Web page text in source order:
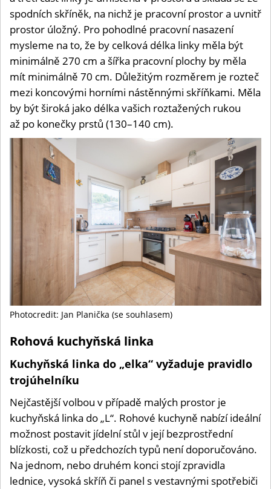
spodních skříněk, na nichž je pracovní prostor a uvnitř
prostor úložný. Pro pohodlné pracovní nasazení
mysleme na to, že by celková délka linky měla být
minimálně 270 cm a šířka pracovní plochy by měla
mít minimálně 70 cm. Důležitým rozměrem je rozteč
mezi koncovými horními nástěnnými skříňkami. Měla
by být široká jako délka vašich roztažených rukou
až po konečky prstů (130–140 cm).
Photocredit: Jan Planička (se souhlasem)
Rohová kuchyňská linka
Kuchyňská linka do „elka“ vyžaduje pravidlo
trojúhelníku
Nejčastější volbou v případě malých prostor je
kuchyňská linka do „L“. Rohové kuchyně nabízí ideální
možnost postavit jídelní stůl v její bezprostřední
blízkosti, což u předchozích typů není doporučováno.
Na jednom, nebo druhém konci stojí zpravidla
lednice, vysoká skříň či panel s vestavnými spotřebiči